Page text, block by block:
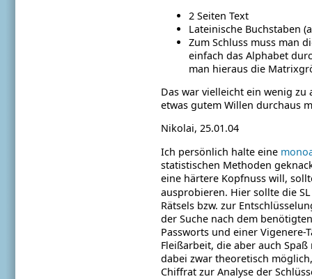
2 Seiten Text
Lateinische Buchstaben
Zum Schluss muss man
einfach das Alphabet
man hieraus die
Das war vielleicht ein wenig
etwas gutem Willen durchaus
Nikolai, 25.01.04
Ich persönlich halte eine
statistischen Methoden
eine härtere Kopfnuss will,
ausprobieren. Hier sollte die
Rätsels bzw. zur
der Suche nach dem
Passworts und einer Vigenere-
Fleißarbeit, die aber auch
dabei zwar theoretisch
Chiffrat zur Analyse der